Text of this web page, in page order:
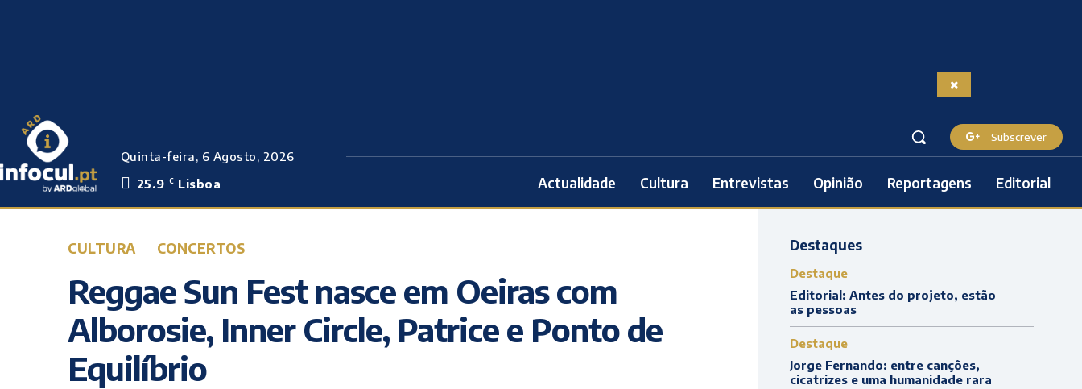
Quinta-feira, 6 Agosto, 2026
25.9 C Lisboa
Subscrever
Actualidade Cultura Entrevistas Opinião Reportagens Editorial
CULTURA CONCERTOS
Reggae Sun Fest nasce em Oeiras com
Alborosie, Inner Circle, Patrice e Ponto de
Equilíbrio
Destaques
Destaque
Editorial: Antes do projeto, estão
as pessoas
Destaque
Jorge Fernando: entre canções,
cicatrizes e uma humanidade rara